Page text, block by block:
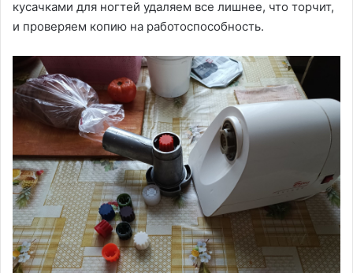
кусачками для ногтей удаляем все лишнее, что торчит,
и проверяем копию на работоспособность.